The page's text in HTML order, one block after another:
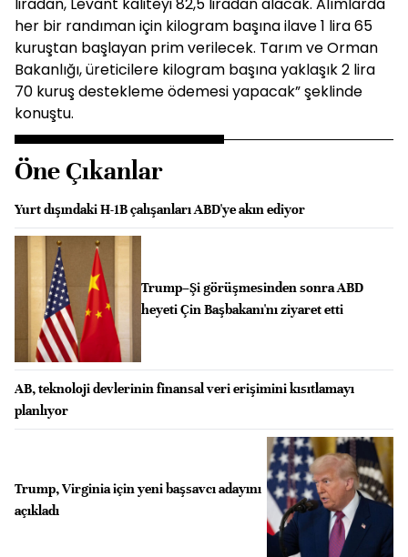
her bir randıman için kilogram başına ilave 1 lira 65
kuruştan başlayan prim verilecek. Tarım ve Orman
Bakanlığı, üreticilere kilogram başına yaklaşık 2 lira
70 kuruş destekleme ödemesi yapacak” şeklinde
konuştu.
Öne Çıkanlar
Yurt dışındaki H-1B çalışanları ABD'ye akın ediyor
Trump–Şi görüşmesinden sonra ABD
heyeti Çin Başbakanı'nı ziyaret etti
AB, teknoloji devlerinin finansal veri erişimini kısıtlamayı
planlıyor
Trump, Virginia için yeni başsavcı adayını
açıkladı